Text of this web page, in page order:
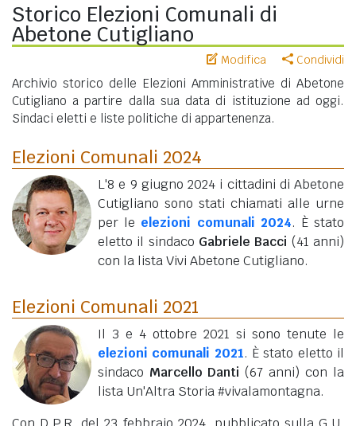
Storico Elezioni Comunali di
Abetone Cutigliano
Modifica Condividi
Archivio storico delle Elezioni Amministrative di Abetone
Cutigliano a partire dalla sua data di istituzione ad oggi.
Sindaci eletti e liste politiche di appartenenza.
Elezioni Comunali 2024
L'8 e 9 giugno 2024 i cittadini di Abetone
Cutigliano sono stati chiamati alle urne
per le elezioni comunali 2024. È stato
eletto il sindaco Gabriele Bacci (41 anni)
con la lista Vivi Abetone Cutigliano.
Elezioni Comunali 2021
Il 3 e 4 ottobre 2021 si sono tenute le
elezioni comunali 2021. È stato eletto il
sindaco Marcello Danti (67 anni) con la
lista Un'Altra Storia #vivalamontagna.